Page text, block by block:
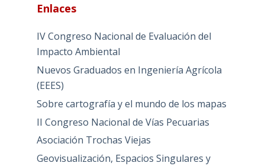
Enlaces
IV Congreso Nacional de Evaluación del
Impacto Ambiental
Nuevos Graduados en Ingeniería Agrícola
(EEES)
Sobre cartografía y el mundo de los mapas
II Congreso Nacional de Vías Pecuarias
Asociación Trochas Viejas
Geovisualización, Espacios Singulares y